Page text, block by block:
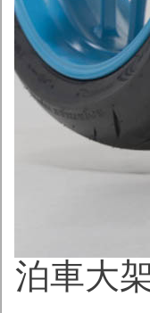
泊車大